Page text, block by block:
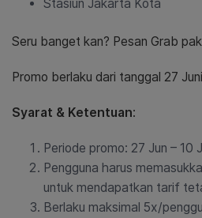
Stasiun Jakarta Kota
Seru banget kan? Pesan Grab
Promo berlaku dari tanggal 27
Syarat & Ketentuan:
Periode promo: 27 Jun – 10
Pengguna harus
untuk mendapatkan tarif
Berlaku maksimal 5x/